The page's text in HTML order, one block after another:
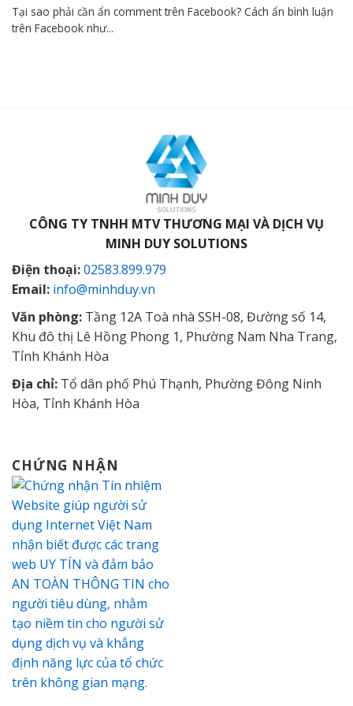
Tại sao phải cần ẩn comment trên Facebook? Cách ẩn bình luận
trên Facebook như...
CÔNG TY TNHH MTV THƯƠNG MẠI VÀ DỊCH VỤ
MINH DUY SOLUTIONS
Điện thoại:02583.899.979
Email: info@minhduy.vn
Văn phòng: Tầng 12A Toà nhà SSH-08, Đường số 14,
Khu đô thị Lê Hồng Phong 1, Phường Nam Nha Trang,
Tỉnh Khánh Hòa
Địa chỉ: Tổ dân phố Phú Thạnh, Phường Đông Ninh
Hòa, Tỉnh Khánh Hòa
CHỨNG NHẬN